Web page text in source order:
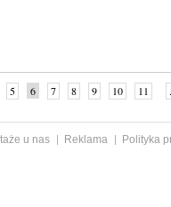
5 6 7 8 9 10 11
u nas Reklama
Polityka